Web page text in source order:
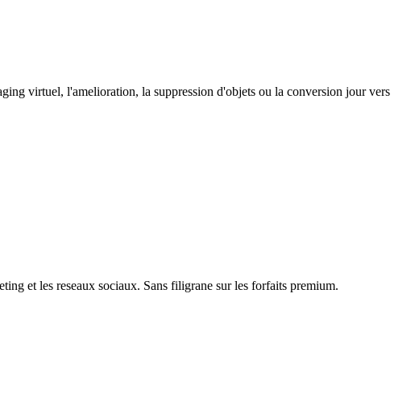
virtuel, l'amelioration, la suppression d'objets ou la conversion jour vers
et les reseaux sociaux. Sans filigrane sur les forfaits premium.